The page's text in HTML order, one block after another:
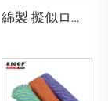
綿製 擬似ロープ